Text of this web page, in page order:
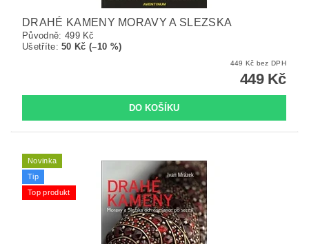
DRAHÉ KAMENY MORAVY A SLEZSKA
Původně: 499 Kč
Ušetříte:50 Kč (–10 %)
449 Kč bez DPH
449 Kč
Novinka
Tip
Top produkt